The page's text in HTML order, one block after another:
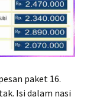
paket 16.
Isi dalam nasi